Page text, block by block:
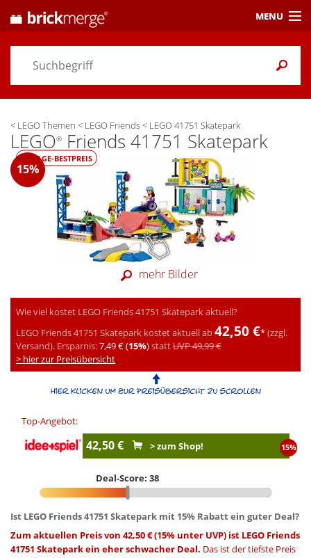
< LEGO Themen < LEGO Friends< LEGO 41751 Skatepark
LEGO® Friends 41751 Skatepark
15%
mehr Bilder
30-TAGE-BESTPREIS
Wie viel kostet LEGO Friends 41751 Skatepark aktuell?
LEGO Friends 41751 Skatepark kostet aktuell ab42,50 €*(zzgl.
Versand). Ersparnis:7,49 € (15%)stattUVP 49,99 €
> hier zur Preisübersicht
Top-Angebot:
42,50 € 15%
> zum Shop!
Deal-Score: 38
Ist LEGO Friends 41751 Skatepark mit 15% Rabatt ein guter Deal?
Zum aktuellen Preis von 42,50 € (15% unter UVP) ist LEGO Friends
41751 Skatepark ein eher schwacher Deal. Das ist der tiefste Preis
MENU
Preisvergleich
Themen/ Händler
Alarme& Wunschlisten
Einstellungen